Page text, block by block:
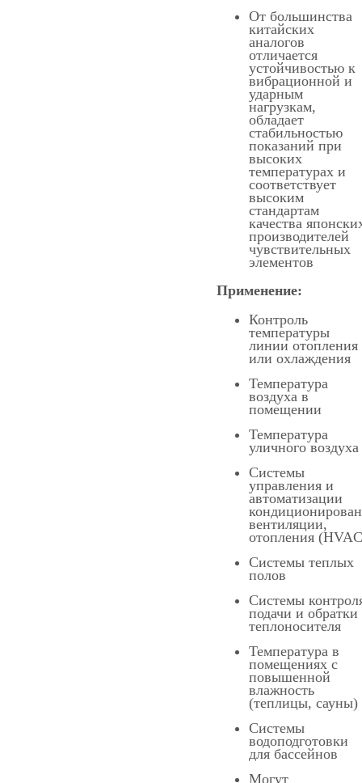
От большинства
китайских
аналогов
отличается
устойчивостью к
вибрационной и
ударным
нагрузкам,
обладает
стабильностью
показаний при
высоких
температурах и
соответствует
высоким
стандартам
качества
производителей
чувствительных
элементов
Применение:
Контроль
температуры
линии отопления
или охлаждения
Температура
воздуха в
помещении
Температура
уличного воздуха
Системы
управления и
автоматизации
вентиляции,
отопления
Системы теплых
полов
Системы
подачи и обратки
теплоносителя
Температура в
помещениях с
повышенной
влажность
(теплицы, сауны)
Системы
водоподготовки
для бассейнов
Могут